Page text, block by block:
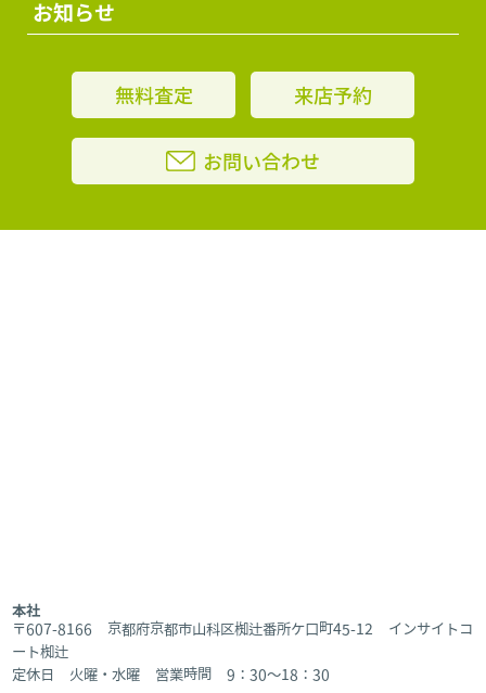
お知らせ
無料査定 来店予約
お問い合わせ
本社
〒607-8166 京都府京都市山科区椥辻番所ケ口町45-12 インサイトコ
ート椥辻
定休日 火曜・水曜 営業時間 9：30～18：30